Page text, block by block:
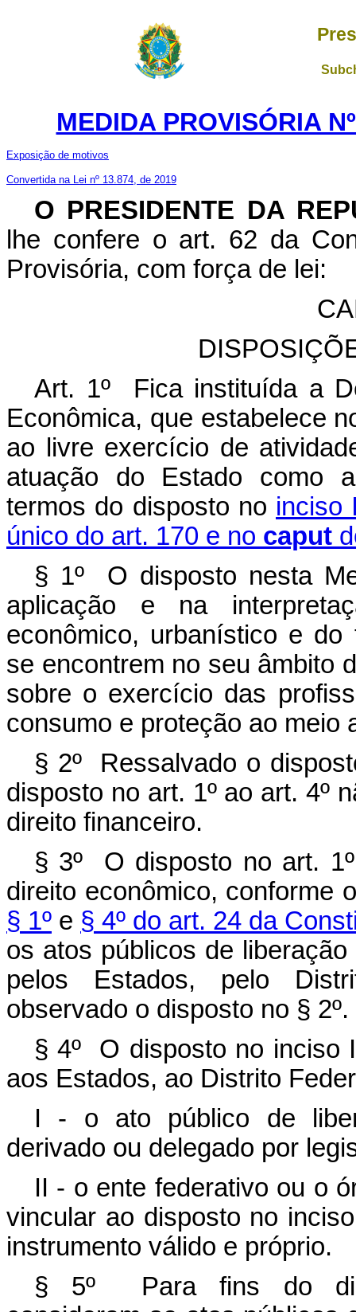
MEDIDA PROVISÓRIA
Exposição de motivos
Convertida na Lei nº 13.874, de 2019
O PRESIDENTE DA
lhe confere o art. 62 da
Provisória, com força de lei:
Art. 1º Fica instituída a
Econômica, que estabelece
ao livre exercício de
atuação do Estado como
termos do disposto no inciso
único do art. 170 e no caput
§ 1º O disposto nesta
aplicação e na
econômico, urbanístico e
se encontrem no seu âmbito
sobre o exercício das
consumo e proteção ao meio
§ 2º Ressalvado o
disposto no art. 1º ao art. 4º
direito financeiro.
§ 3º O disposto no art.
direito econômico, conforme
§ 1º e § 4º do art. 24 da
os atos públicos de
pelos Estados, pelo
observado o disposto no § 2º.
§ 4º O disposto no inciso
aos Estados, ao Distrito
I - o ato público de
derivado ou delegado por
II - o ente federativo ou o
vincular ao disposto no
instrumento válido e próprio.
§ 5º Para fins do